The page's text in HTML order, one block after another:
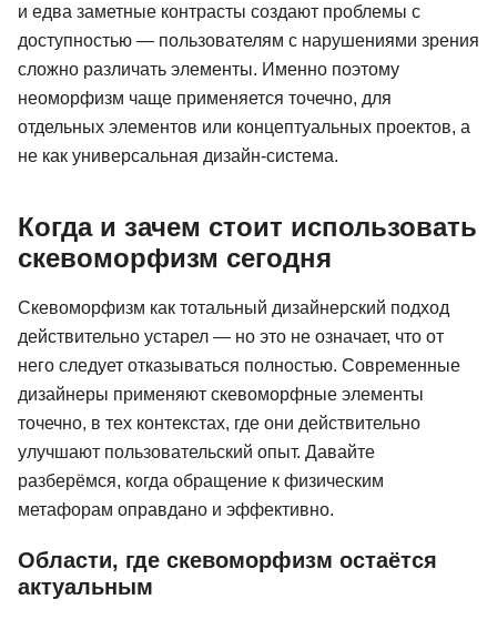
и едва заметные контрасты создают проблемы с
доступностью — пользователям с нарушениями зрения
сложно различать элементы. Именно поэтому
неоморфизм чаще применяется точечно, для
отдельных элементов или концептуальных проектов, а
не как универсальная дизайн-система.
Когда и зачем стоит использовать
скевоморфизм сегодня
Скевоморфизм как тотальный дизайнерский подход
действительно устарел — но это не означает, что от
него следует отказываться полностью. Современные
дизайнеры применяют скевоморфные элементы
точечно, в тех контекстах, где они действительно
улучшают пользовательский опыт. Давайте
разберёмся, когда обращение к физическим
метафорам оправдано и эффективно.
Области, где скевоморфизм остаётся
актуальным